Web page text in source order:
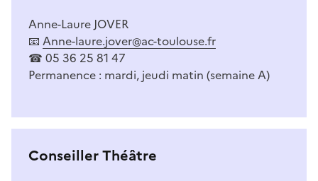
Anne-Laure JOVER
📧 Anne-laure.jover@ac-toulouse.fr
☎ 05 36 25 81 47
Permanence : mardi, jeudi matin (semaine A)
Conseiller Théâtre